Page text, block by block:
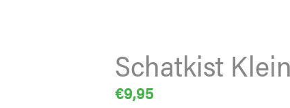
Schatkist Klein
€9,95